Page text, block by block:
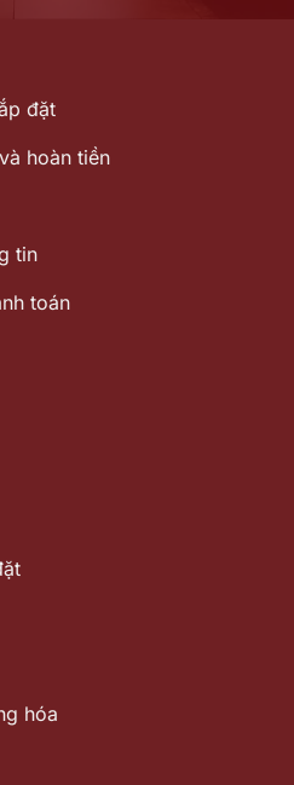
đặt
hoàn tiền
tin
toán
hóa